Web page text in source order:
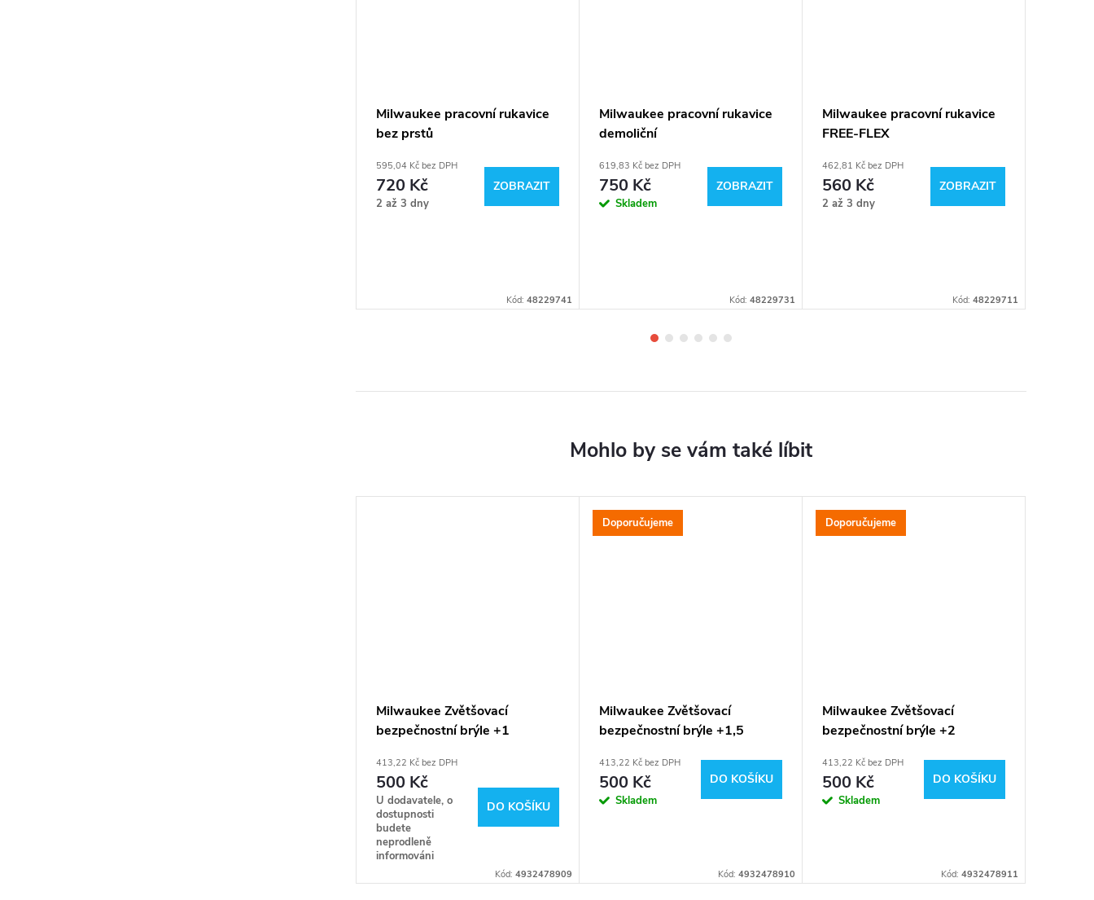
Milwaukee pracovní rukavice
bez prstů
595,04 Kč bez DPH
720 Kč
2 až 3 dny
ZOBRAZIT
Kód: 48229741
Milwaukee pracovní rukavice
demoliční
619,83 Kč bez DPH
750 Kč
Skladem
ZOBRAZIT
Kód: 48229731
Milwaukee pracovní rukavice
FREE-FLEX
462,81 Kč bez DPH
560 Kč
2 až 3 dny
ZOBRAZIT
Kód: 48229711
Milwaukee Zvětšovací
bezpečnostní brýle +1
413,22 Kč bez DPH
500 Kč
U dodavatele, o
dostupnosti
budete
neprodleně
informováni
DO KOŠÍKU
Kód: 4932478909
Doporučujeme
Milwaukee Zvětšovací
bezpečnostní brýle +1,5
413,22 Kč bez DPH
500 Kč
Skladem
DO KOŠÍKU
Kód: 4932478910
Doporučujeme
Milwaukee Zvětšovací
bezpečnostní brýle +2
413,22 Kč bez DPH
500 Kč
Skladem
DO KOŠÍKU
Kód: 4932478911